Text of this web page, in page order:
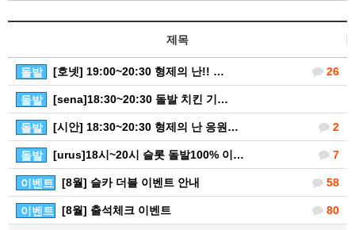
제목
26
돌발 [호넷] 19:00~20:30 형제의 난!! …
돌발 [sena]18:30~20:30 돌발 치킨 기…
2
돌발 [시안] 18:30~20:30 형제의 난 응원…
7
돌발 [urus]18시~20시 슬롯 돌발100% 이…
58
이벤트 [8월] 슬카 더블 이벤트 안내
80
이벤트 [8월] 출석체크 이벤트